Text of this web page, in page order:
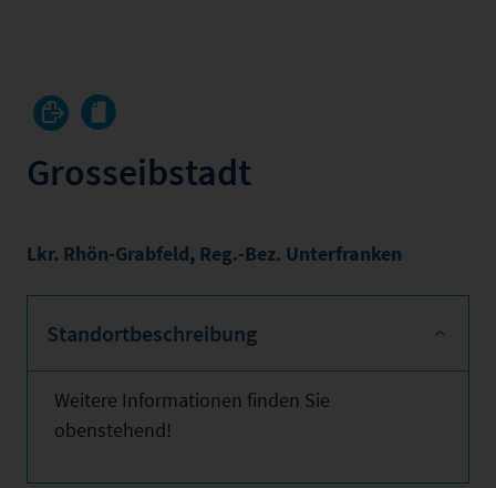
Grosseibstadt
Lkr. Rhön-Grabfeld, Reg.-Bez. Unterfranken
Standortbeschreibung
Weitere Informationen finden Sie
obenstehend!